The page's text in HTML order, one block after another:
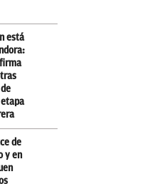
está
de
y en